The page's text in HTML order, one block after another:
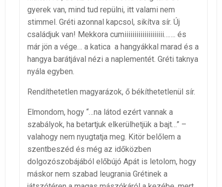
gyerek van, mind tud repülni, itt valami nem
stimmel. Gréti azonnal kapcsol, sikítva sír. Új
családjuk van! Mekkora cumiiiiiiiiiiiiiiiiiiii……. és
már jön a vége… a katica a hangyákkal marad és a
hangya barátjával nézi a naplementét. Gréti taknya
nyála egyben.
Rendíthetetlen magyarázok, ő békíthetetlenül sír.
Elmondom, hogy “…na látod ezért vannak a
szabályok, ha betartjuk elkerülhetjük a bajt…” –
valahogy nem nyugtatja meg. Kitör belőlem a
szentbeszéd és még az időközben
dolgozószobájából előbújó Apát is letolom, hogy
máskor nem szabad leugrania Grétinek a